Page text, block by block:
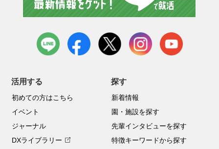
LINE facebook instagramyoutube
活用する
初めての方はこちら
イベント
ジャーナル
DXライブラリー
探す
新着情報
園・施設を探す
先輩インタビューを探す
特徴キーワードから探す